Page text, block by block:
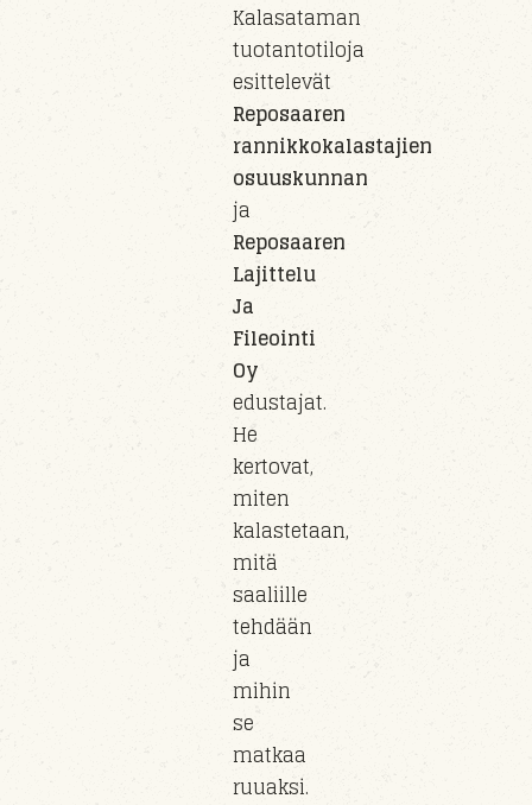
Kalasataman
tuotantotiloja
esittelevät
Reposaaren
rannikkokalastajien
osuuskunnan
ja
Reposaaren
Lajittelu
Ja
Fileointi
Oy
edustajat.
He
kertovat,
miten
kalastetaan,
mitä
saaliille
tehdään
ja
mihin
se
matkaa
ruuaksi.